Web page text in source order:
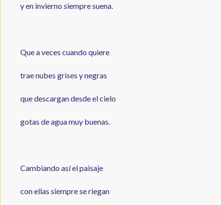
y en invierno siempre suena.
Que a veces cuando quiere
trae nubes grises y negras
que descargan desde el cielo
gotas de agua muy buenas.
Cambiando así el paisaje
con ellas siempre se riegan